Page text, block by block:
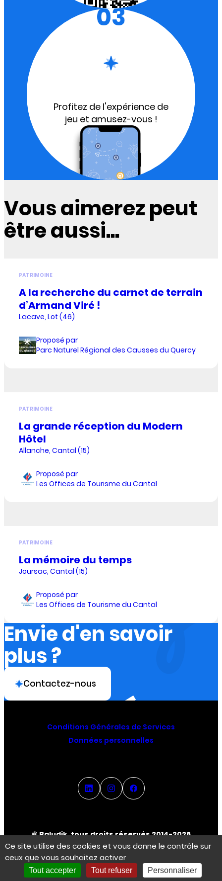
03
Profitez de l'expérience de
jeu et amusez-vous !
Vous aimerez peut
être aussi...
PATRIMOINE
A la recherche du carnet de terrain
d’Armand Viré !
Lacave, Lot (46)
Proposé par
Parc Naturel Régional des Causses du Quercy
PATRIMOINE
La grande réception du Modern
Hôtel
Allanche, Cantal (15)
Proposé par
Les Offices de Tourisme du Cantal
PATRIMOINE
La mémoire du temps
Joursac, Cantal (15)
Proposé par
Les Offices de Tourisme du Cantal
Envie d'en savoir
plus ?
Contactez-nous
Conditions Générales de Services
Données personnelles
© Baludik, tous droits réservés 2014-2026
Espace Créateur
Ce site utilise des cookies et vous donne le contrôle sur
ceux que vous souhaitez activer
Tout accepter Tout refuser Personnaliser